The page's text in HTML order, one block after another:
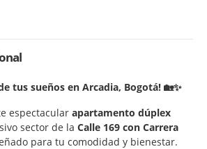
tus sueños en Arcadia, Bogotá! 🏡✨
espectacular apartamento dúplex
sector de la Calle 169 con Carrera
para tu comodidad y bienestar.